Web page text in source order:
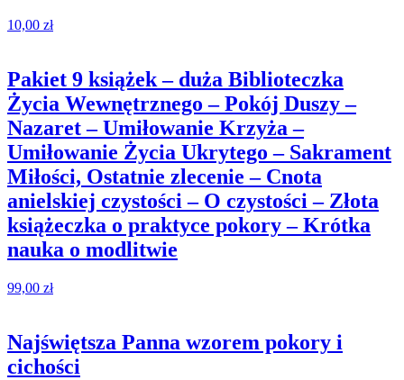
10,00 zł
Pakiet 9 książek – duża Biblioteczka
Życia Wewnętrznego – Pokój Duszy –
Nazaret – Umiłowanie Krzyża –
Umiłowanie Życia Ukrytego – Sakrament
Miłości, Ostatnie zlecenie – Cnota
anielskiej czystości – O czystości – Złota
książeczka o praktyce pokory – Krótka
nauka o modlitwie
99,00 zł
Najświętsza Panna wzorem pokory i
cichości